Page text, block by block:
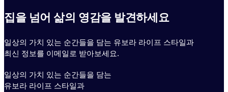
집을 넘어 삶의 영감을 발견하세요
일상의 가치 있는 순간들을 담는 유보라 라이프 스타일과
최신 정보를 이메일로 받아보세요.
일상의 가치 있는 순간들을 담는
유보라 라이프 스타일과